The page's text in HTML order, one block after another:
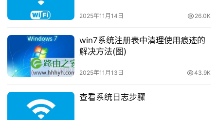
.
1
2025年11月14日 26.0K
win7系统注册表中清理使用痕迹的
解决方法(图)
2025年11月13日 43.9K
查看系统日志步骤